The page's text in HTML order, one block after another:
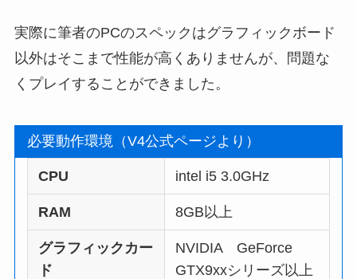
実際に筆者のPCのスペックはグラフィックボード
以外はそこまで性能が高くありませんが、問題な
くプレイすることができました。
必要動作環境（V4公式ページより）
CPU intel i5 3.0GHz
RAM 8GB以上
グラフィックカー
ド
NVIDIA GeForce
GTX9xxシリーズ以上